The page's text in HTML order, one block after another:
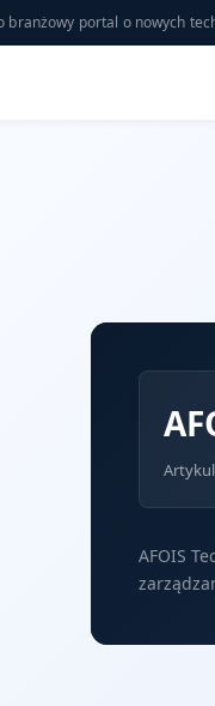
branżowy portal o nowych
AFOIS